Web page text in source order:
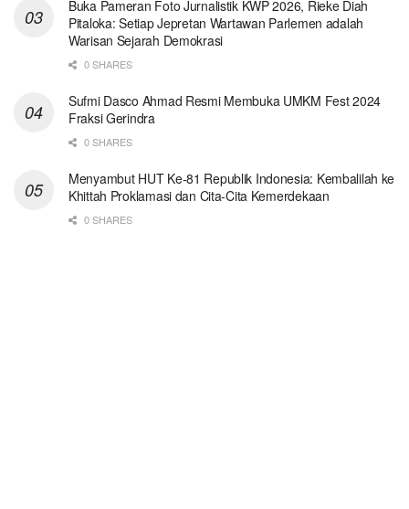
Buka Pameran Foto Jurnalistik KWP 2026, Rieke Diah
Pitaloka: Setiap Jepretan Wartawan Parlemen adalah
Warisan Sejarah Demokrasi
0 SHARES
Sufmi Dasco Ahmad Resmi Membuka UMKM Fest 2024
Fraksi Gerindra
0 SHARES
Menyambut HUT Ke-81 Republik Indonesia: Kembalilah ke
Khittah Proklamasi dan Cita-Cita Kemerdekaan
0 SHARES